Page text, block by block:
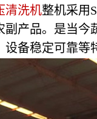
清洗机整机采用
副产品。是当
备稳定可靠等